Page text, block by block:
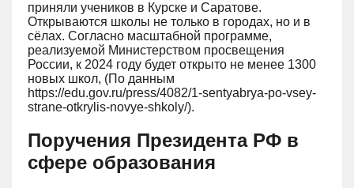
приняли учеников в Курске и Саратове.
Открываются школы не только в городах, но и в
сёлах. Согласно масштабной программе,
реализуемой Министерством просвещения
России, к 2024 году будет открыто не менее 1300
новых школ, (По данным
https://edu.gov.ru/press/4082/1-sentyabrya-po-vsey-
strane-otkrylis-novye-shkoly/).
Поручения Президента РФ в
сфере образования